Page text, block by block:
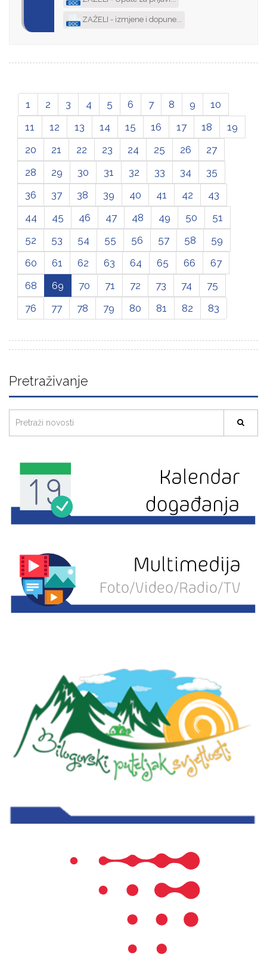
ZAŽELI - izmjene i dopune...
1 2 3 4 5 6 7 8 9
10
11
12 13 14 15 16 17 18
19
20
21 22 23 24 25 26
27
28
29 30 31 32 33 34
35
36
37 38 39 40 41 42
43
44
45 46 47 48 49 50
51
52
53 54 55 56 57 58
59
60
61 62 63 64 65 66
67
68
69 70 71 72 73 74
75
76
77 78 79 80 81 82 83
Pretraživanje